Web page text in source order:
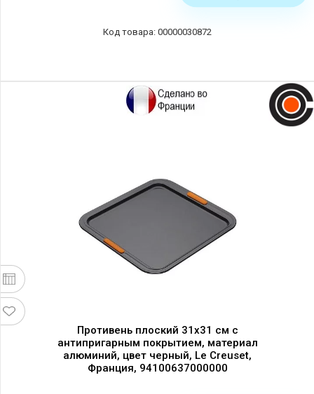
00000030872
Противень плоский 31х31 см с
антипригарным покрытием, материал
алюминий, цвет черный, Le Creuset,
Франция, 94100637000000